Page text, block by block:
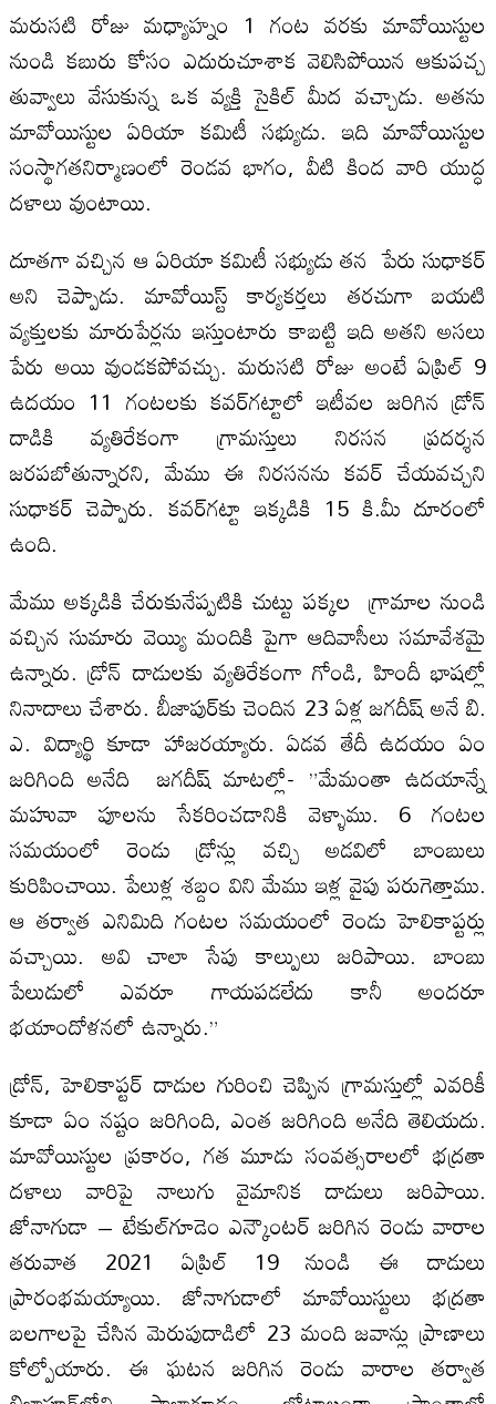
మరుసటి రోజు మధ్యాహ్నం 1 గంట వరకు మావోయిస్టుల
నుండి కబురు కోసం ఎదురుచూశాక వెలిసిపోయిన ఆకుపచ్చ
తువ్వాలు వేసుకున్న ఒక వ్యక్తి సైకిల్ మీద వచ్చాడు. అతను
మావోయిస్టుల ఏరియా కమిటీ సభ్యుడు. ఇది మావోయిస్టుల
సంస్థాగతనిర్మాణంలో రెండవ భాగం, వీటి కింద వారి యుద్ధ
దళాలు వుంటాయి.
దూతగా వచ్చిన ఆ ఏరియా కమిటీ సభ్యుడు తన పేరు సుధాకర్
అని చెప్పాడు. మావోయిస్ట్ కార్యకర్తలు తరచుగా బయటి
వ్యక్తులకు మారుపేర్లను ఇస్తుంటారు కాబట్టి ఇది అతని అసలు
పేరు అయి వుండకపోవచ్చు. మరుసటి రోజు అంటే ఏప్రిల్ 9
ఉదయం 11 గంటలకు కవర్‌గట్టాలో ఇటీవల జరిగిన డ్రోన్
దాడికి వ్యతిరేకంగా గ్రామస్తులు నిరసన ప్రదర్శన
జరపబోతున్నారని, మేము ఈ నిరసనను కవర్ చేయవచ్చని
సుధాకర్ చెప్పారు. కవర్‌గట్టా ఇక్కడికి 15 కి.మీ దూరంలో
ఉంది.
మేము అక్కడికి చేరుకునేప్పటికి చుట్టు పక్కల గ్రామాల నుండి
వచ్చిన సుమారు వెయ్యి మందికి పైగా ఆదివాసీలు సమావేశమై
ఉన్నారు. డ్రోన్ దాడులకు వ్యతిరేకంగా గోండి, హిందీ భాషల్లో
నినాదాలు చేశారు. బీజాపుర్‌కు చెందిన 23 ఏళ్ల జగదీష్ అనే బి.
ఎ. విద్యార్థి కూడా హాజరయ్యారు. ఏడవ తేదీ ఉదయం ఏం
జరిగింది అనేది జగదీష్ మాటల్లో- ”మేమంతా ఉదయాన్నే
మహువా పూలను సేకరించడానికి వెళ్ళాము. 6 గంటల
సమయంలో రెండు డ్రోన్లు వచ్చి అడవిలో బాంబులు
కురిపించాయి. పేలుళ్ల శబ్దం విని మేము ఇళ్ల వైపు పరుగెత్తాము.
ఆ తర్వాత ఎనిమిది గంటల సమయంలో రెండు హెలికాప్టర్లు
వచ్చాయి. అవి చాలా సేపు కాల్పులు జరిపాయి. బాంబు
పేలుడులో ఎవరూ గాయపడలేదు కానీ అందరూ
భయాందోళనలో ఉన్నారు.”
డ్రోన్, హెలికాప్టర్ దాడుల గురించి చెప్పిన గ్రామస్తుల్లో ఎవరికీ
కూడా ఏం నష్టం జరిగింది, ఎంత జరిగింది అనేది తెలియదు.
మావోయిస్టుల ప్రకారం, గత మూడు సంవత్సరాలలో భద్రతా
దళాలు వారిపై నాలుగు వైమానిక దాడులు జరిపాయి.
జోనాగుడా – టేకుల్‌గూడెం ఎన్కౌంటర్ జరిగిన రెండు వారాల
తరువాత 2021 ఏప్రిల్ 19 నుండి ఈ దాడులు
ప్రారంభమయ్యాయి. జోనాగుడాలో మావోయిస్టులు భద్రతా
బలగాలపై చేసిన మెరుపుదాడిలో 23 మంది జవాన్లు ప్రాణాలు
కోల్పోయారు. ఈ ఘటన జరిగిన రెండు వారాల తర్వాత